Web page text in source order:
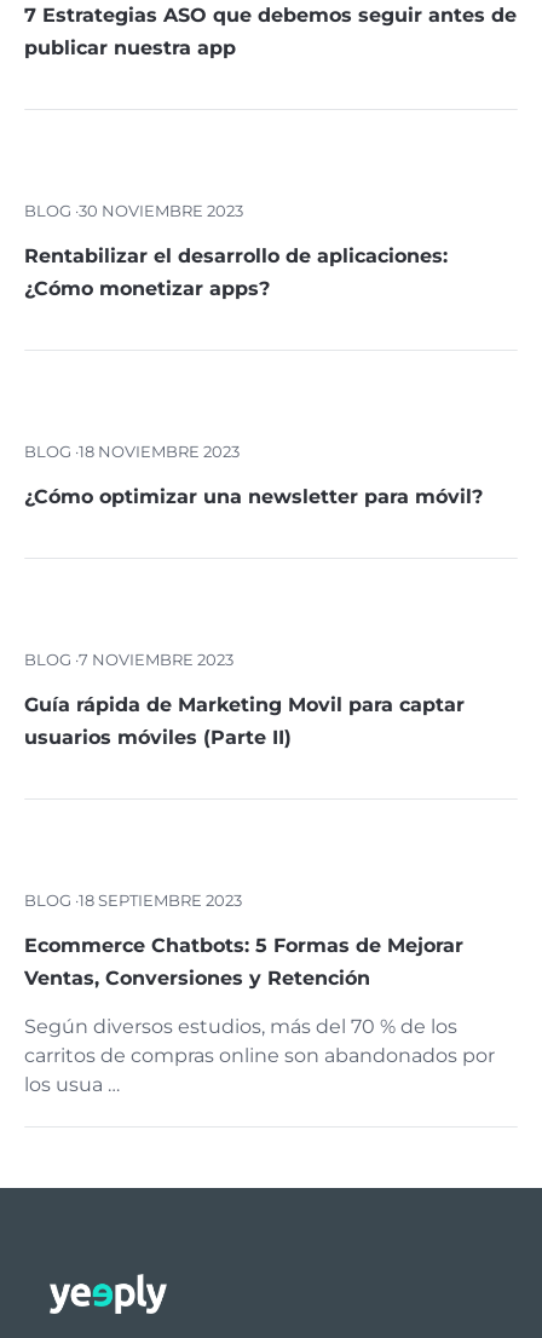
7 Estrategias ASO que debemos seguir antes de
publicar nuestra app
BLOG ·30 NOVIEMBRE 2023
Rentabilizar el desarrollo de aplicaciones:
¿Cómo monetizar apps?
BLOG ·18 NOVIEMBRE 2023
¿Cómo optimizar una newsletter para móvil?
BLOG ·7 NOVIEMBRE 2023
Guía rápida de Marketing Movil para captar
usuarios móviles (Parte II)
BLOG ·18 SEPTIEMBRE 2023
Ecommerce Chatbots: 5 Formas de Mejorar
Ventas, Conversiones y Retención
Según diversos estudios, más del 70 % de los
carritos de compras online son abandonados por
los usua …